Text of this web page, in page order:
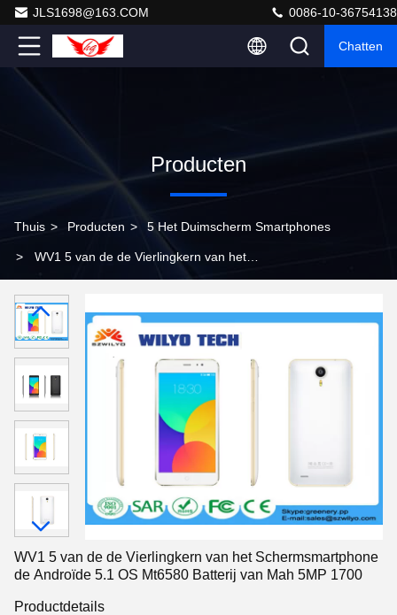
JLS1698@163.COM 0086-10-36754138
Chatten
Producten
Thuis > Producten > 5 Het Duimscherm Smartphones
> WV1 5 van de de Vierlingkern van het
van Mah 5MP 1700
WV1 5 van de de Vierlingkern van het Schermsmartphone
de Androïde 5.1 OS Mt6580 Batterij van Mah 5MP 1700
Productdetails